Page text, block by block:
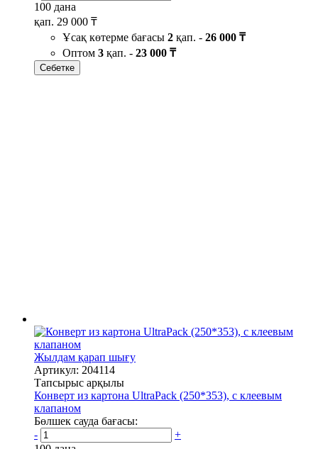
100 дана
қап. 29 000 ₸
Ұсақ көтерме бағасы 2 қап. - 26 000 ₸
Оптом 3 қап. - 23 000 ₸
Себетке
Жылдам қарап шығу
Артикул: 204114
Тапсырыс арқылы
Конверт из картона UltraPack (250*353), с клеевым
клапаном
Бөлшек сауда бағасы:
-
+